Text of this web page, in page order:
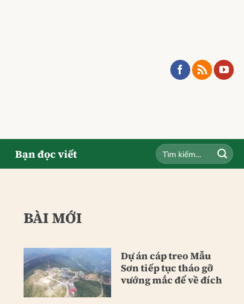
Bạn đọc viết
BÀI MỚI
Dự án cáp treo Mẫu
Sơn tiếp tục tháo gỡ
vướng mắc để về đích